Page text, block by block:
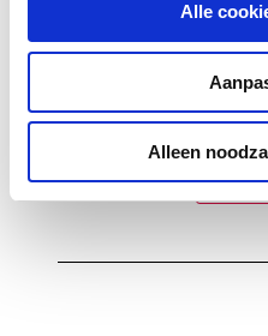
Alle
Alleen
Mahler Academy